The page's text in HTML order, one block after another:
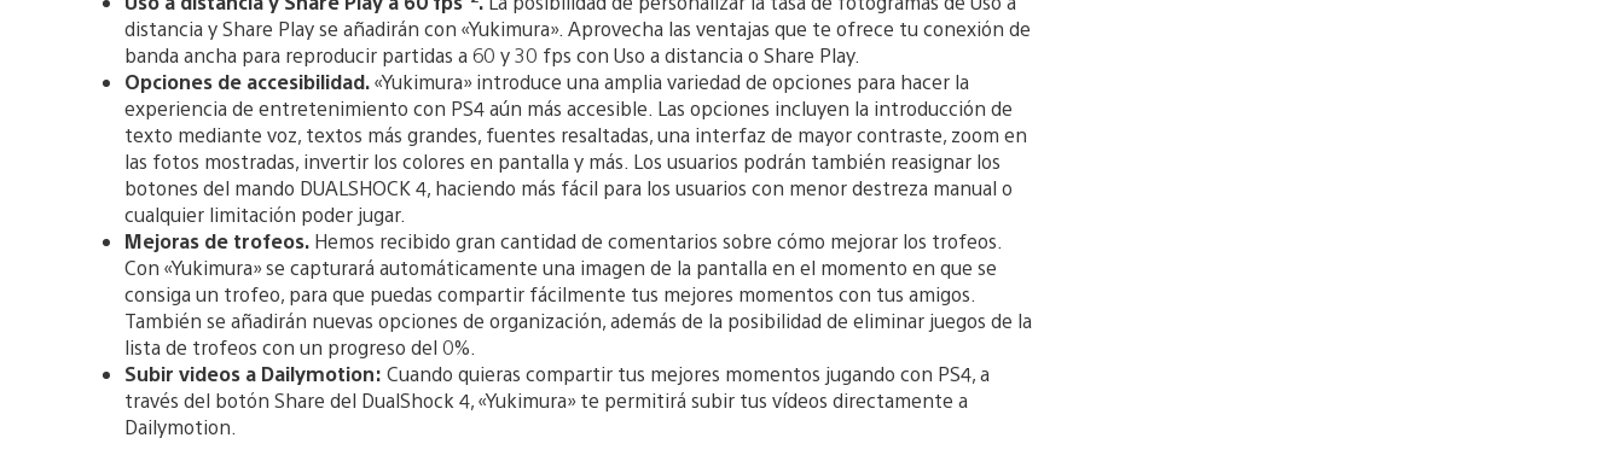
distancia y Share Play se añadirán con «Yukimura». Aprovecha las ventajas que te ofrece tu conexión de
banda ancha para reproducir partidas a 60 y 30 fps con Uso a distancia o Share Play.
Opciones de accesibilidad.«Yukimura» introduce una amplia variedad de opciones para hacer la
experiencia de entretenimiento con PS4 aún más accesible. Las opciones incluyen la introducción de
texto mediante voz, textos más grandes, fuentes resaltadas, una interfaz de mayor contraste, zoom en
las fotos mostradas, invertir los colores en pantalla y más. Los usuarios podrán también reasignar los
botones del mando DUALSHOCK 4, haciendo más fácil para los usuarios con menor destreza manual o
cualquier limitación poder jugar.
Mejoras de trofeos. Hemos recibido gran cantidad de comentarios sobre cómo mejorar los trofeos.
Con «Yukimura» se capturará automáticamente una imagen de la pantalla en el momento en que se
consiga un trofeo, para que puedas compartir fácilmente tus mejores momentos con tus amigos.
También se añadirán nuevas opciones de organización, además de la posibilidad de eliminar juegos de la
lista de trofeos con un progreso del 0%.
Subir videos a Dailymotion: Cuando quieras compartir tus mejores momentos jugando con PS4, a
través del botón Share del DualShock 4, «Yukimura» te permitirá subir tus vídeos directamente a
Dailymotion.